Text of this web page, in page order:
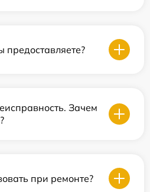
Зачем
при ремонте?